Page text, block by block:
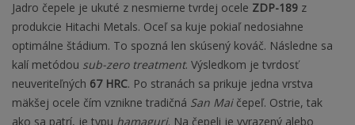
Jadro čepele je ukuté z nesmierne tvrdej ocele ZDP-189 z
produkcie Hitachi Metals. Oceľ sa kuje pokiaľ nedosiahne
optimálne štádium. To spozná len skúsený kováč. Následne sa
kalí metódou sub-zero treatment. Výsledkom je tvrdosť
neuveriteľných 67 HRC. Po stranách sa prikuje jedna vrstva
mäkšej ocele čím vznikne tradičná San Maičepeľ. Ostrie, tak
ako sa patrí, je typu hamaguri. Na čepeli je vyrazený alebo